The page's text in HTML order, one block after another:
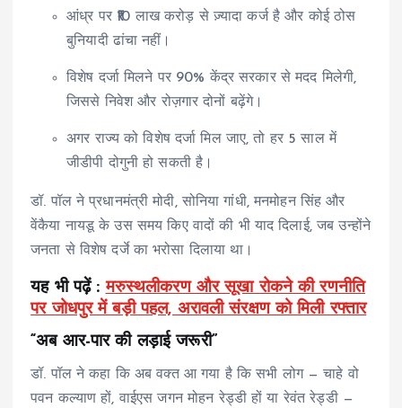
आंध्र पर ₹10 लाख करोड़ से ज़्यादा कर्ज है और कोई ठोस
बुनियादी ढांचा नहीं।
विशेष दर्जा मिलने पर 90% केंद्र सरकार से मदद मिलेगी,
जिससे निवेश और रोज़गार दोनों बढ़ेंगे।
अगर राज्य को विशेष दर्जा मिल जाए, तो हर 5 साल में
जीडीपी दोगुनी हो सकती है।
डॉ. पॉल ने प्रधानमंत्री मोदी, सोनिया गांधी, मनमोहन सिंह और
वेंकैया नायडू के उस समय किए वादों की भी याद दिलाई, जब उन्होंने
जनता से विशेष दर्जे का भरोसा दिलाया था।
यह भी पढ़ें : मरुस्थलीकरण और सूखा रोकने की रणनीति
पर जोधपुर में बड़ी पहल, अरावली संरक्षण को मिली रफ्तार
“अब आर-पार की लड़ाई जरूरी”
डॉ. पॉल ने कहा कि अब वक्त आ गया है कि सभी लोग — चाहे वो
पवन कल्याण हों, वाईएस जगन मोहन रेड्डी हों या रेवंत रेड्डी —